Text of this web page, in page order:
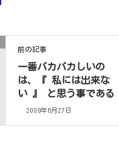
前の記事
一番バカバカしいの
は、『 私には出来な
い 』 と思う事である
2009年6月27日